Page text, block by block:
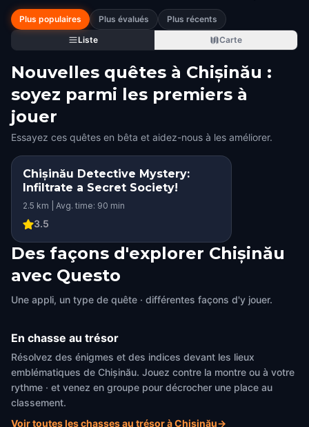
Plus populaires Plus évalués
Plus récents
Liste
Carte
Nouvelles quêtes à Chișinău :
soyez parmi les premiers à
jouer
Essayez ces quêtes en bêta et aidez-nous à les améliorer.
Chișinău Detective Mystery:
Infiltrate a Secret Society!
2.5 km | Avg. time: 90 min
3.5
Des façons d'explorer Chișinău
avec Questo
Une appli, un type de quête · différentes façons d'y jouer.
En chasse au trésor
Résolvez des énigmes et des indices devant les lieux
emblématiques de Chișinău. Jouez contre la montre ou à votre
rythme · et venez en groupe pour décrocher une place au
classement.
Voir toutes les chasses au trésor à Chișinău→